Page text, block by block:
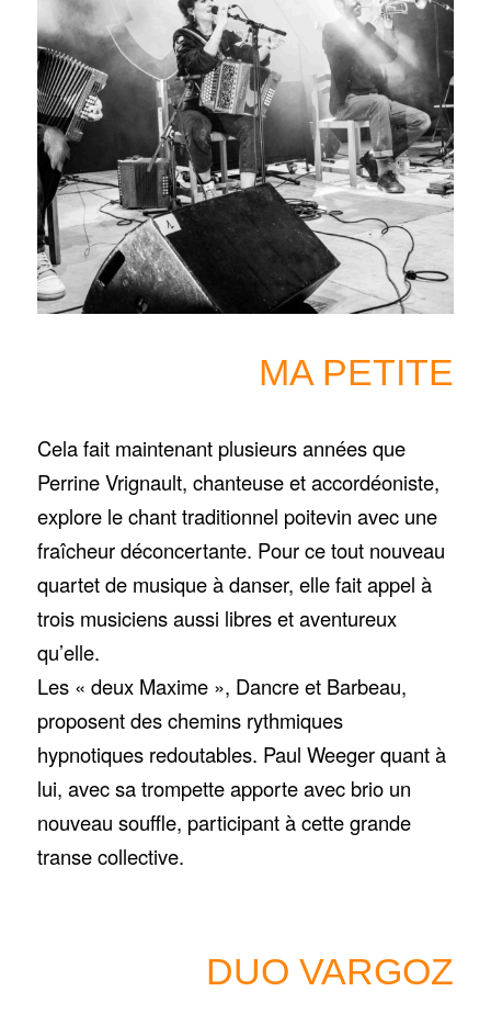
MA PETITE
Cela fait maintenant plusieurs années que
Perrine Vrignault, chanteuse et accordéoniste,
explore le chant traditionnel poitevin avec une
fraîcheur déconcertante. Pour ce tout nouveau
quartet de musique à danser, elle fait appel à
trois musiciens aussi libres et aventureux
qu’elle.
Les « deux Maxime », Dancre et Barbeau,
proposent des chemins rythmiques
hypnotiques redoutables. Paul Weeger quant à
lui, avec sa trompette apporte avec brio un
nouveau souffle, participant à cette grande
transe collective.
DUO VARGOZ